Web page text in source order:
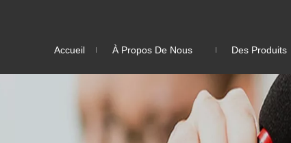
Accueil À Propos De Nous Des Produits